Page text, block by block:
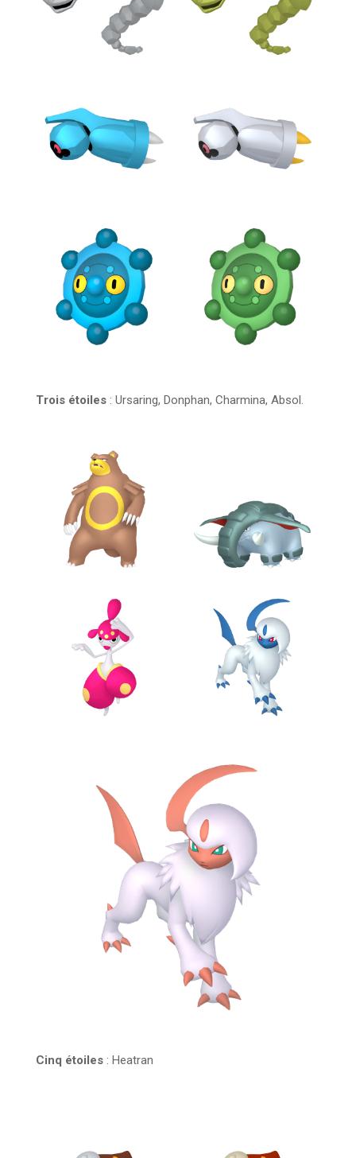
Trois étoiles : Ursaring, Donphan, Charmina, Absol.
Cinq étoiles : Heatran